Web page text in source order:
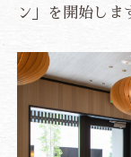
ン」を開始しま
レストラン
アクセス・施
新着情報
よくあるご質問